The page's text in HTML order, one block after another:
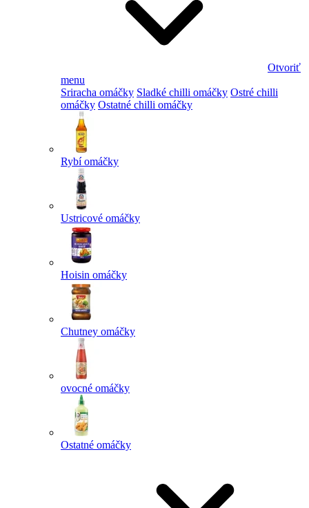
Otvoriť
menu
Sriracha omáčky Sladké chilli omáčky Ostré chilli
omáčky Ostatné chilli omáčky
Rybí omáčky
Ustricové omáčky
Hoisin omáčky
Chutney omáčky
ovocné omáčky
Ostatné omáčky